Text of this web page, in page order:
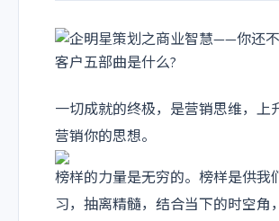
一切成就的终极，是营销思维，上
营销你的思想。
榜样的力量是无穷的。榜样是供我
习，抽离精髓，结合当下的时空角